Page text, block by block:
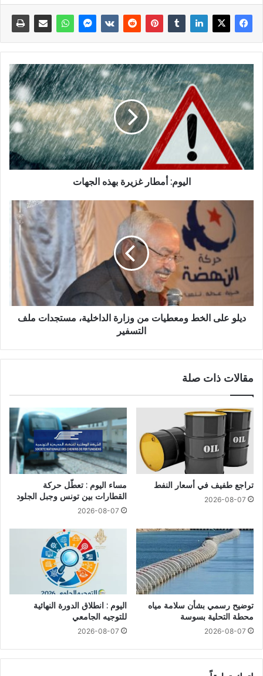
اليوم: أمطار غزيرة بهذه الجهات
ديلو على الخط ومعطيات من وزارة الداخلية، مستجدات ملف
التسفير
مقالات ذات صلة
تراجع طفيف في أسعار النفط
2026-08-07
مساء اليوم : تعطّل حركة
القطارات بين تونس وجبل الجلود
2026-08-07
توضيح رسمي بشأن سلامة مياه
محطة التحلية بسوسة
2026-08-07
اليوم : انطلاق الدورة النهائية
للتوجيه الجامعي
2026-08-07